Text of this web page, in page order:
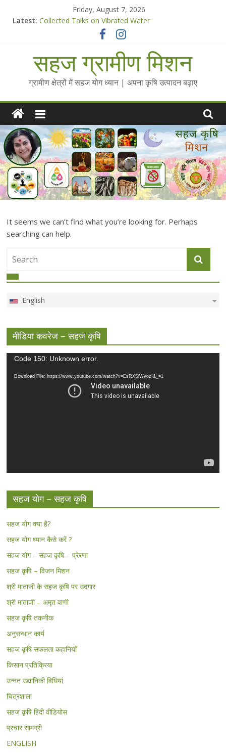
Friday, August 7, 2026
Latest: Collected Talks on Vibrated Water
सहज कृषि प्रचार-प्रसार किट
Standee Designs @ 2025 for Sahaj Krishi Promotions
Chalo Gaon Ki Or Abhiyaan - 2025-26
सहज ग्रामीण मिशन
ग्रामीण क्षेत्रों में सहज योग ध्यान | अपना कृषि उत्पादन बढ़ाए
It seems we can’t find what you’re looking for. Perhaps
searching can help.
English
मीडिया कवरेज – सहज कृषि
Video
Code 150: Unknown error.
Download File: https://www.youtube.com/watch?v=EsRXSiWvozI&_=1
सहज योग – सहज कृषि
सहज योग क्या है?
सहज योग ध्यान कैसे करें ?
सहज योग – सहज कृषि – प्रेरणा
सहज कृषि – विजन मिशन
श्री माताजी के सहज कृषि पर उदगार
श्री माताजी – अमृत वाणी
सहज कृषि तकनीक
अनुसन्धान कार्य
सहज कृषि सफलता कहानियाँ
किसान प्रतिक्रिया
उन्नत उद्यानिकी विधियां
चित्रशाला
सहज कृषि हिंदी वीडियोस
प्रचार सामग्री
ENGLISH